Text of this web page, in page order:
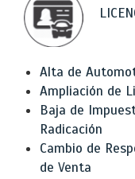
Alta de
Ampliación de
Baja de
Radicación
Cambio de
de Venta